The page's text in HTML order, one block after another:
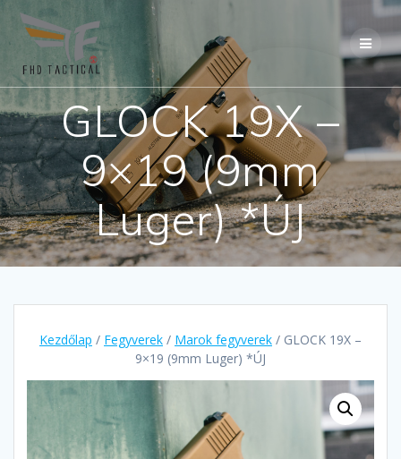
content
GLOCK 19X –
9×19 (9mm
Luger) *ÚJ
Kezdőlap / Fegyverek / Marok fegyverek / GLOCK 19X –
9×19 (9mm Luger) *ÚJ